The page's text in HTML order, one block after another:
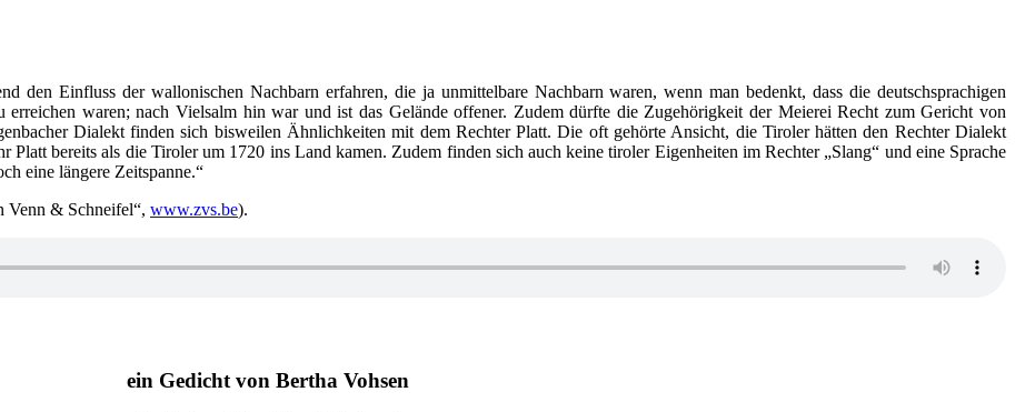
den Einfluss der wallonischen Nachbarn erfahren, die ja unmittelbare Nachbarn waren, wenn man bedenkt, dass die deutschsprachigen
erreichen waren; nach Vielsalm hin war und ist das Gelände offener. Zudem dürfte die Zugehörigkeit der Meierei Recht zum Gericht von
Dialekt finden sich bisweilen Ähnlichkeiten mit dem Rechter Platt. Die oft gehörte Ansicht, die Tiroler hätten den Rechter Dialekt
Platt bereits als die Tiroler um 1720 ins Land kamen. Zudem finden sich auch keine tiroler Eigenheiten im Rechter „Slang“ und eine Sprache
eine längere Zeitspanne.“
Venn & Schneifel“, www.zvs.be).
ein Gedicht von Bertha Vohsen